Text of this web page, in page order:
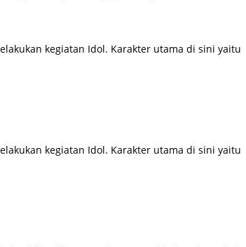
mereka cintai, mereka berusaha mencari cara
kegiatan Idol. Karakter utama di sini yaitu
kegiatan Idol. Karakter utama di sini yaitu